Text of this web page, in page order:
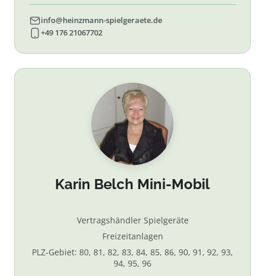
info@heinzmann-spielgeraete.de
+49 176 21067702
Karin Belch Mini-Mobil
Vertragshändler Spielgeräte
Freizeitanlagen
PLZ-Gebiet: 80, 81, 82, 83, 84, 85, 86, 90, 91, 92, 93,
94, 95, 96